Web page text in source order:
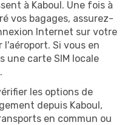
à Kaboul. Une fois à
vos bagages, assurez-
Internet sur votre
Si vous en
une carte SIM locale
les options de
depuis Kaboul,
en commun ou